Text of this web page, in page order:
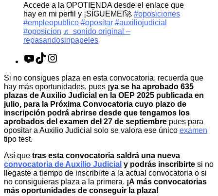
Accede a la OPOTIENDA desde el enlace que
hay en mi perfil y ¡SÍGUEME!🚀 #oposiciones
#empleopublico #opositar #auxiliojudicial
#oposicion ♬ sonido original –
repasandosinpapeles
YouTube
TikTok
Si no consigues plaza en esta convocatoria, recuerda que
hay más oportunidades, pues ¡ya se ha aprobado 635
plazas de Auxilio Judicial en la OEP 2025 publicada en
julio, para la Próxima Convocatoria cuyo plazo de
inscripción podrá abrirse desde que tengamos los
aprobados del examen del 27 de septiembre pues para
opositar a Auxilio Judicial solo se valora ese único examen
tipo test.
Así que tras esta convocatoria saldrá una nueva
convocatoria de Auxilio Judicial y podrás inscribirte si no
llegaste a tiempo de inscribirte a la actual convocatoria o si
no consiguieras plaza a la primera. ¡A más convocatorias
más oportunidades de conseguir la plaza!